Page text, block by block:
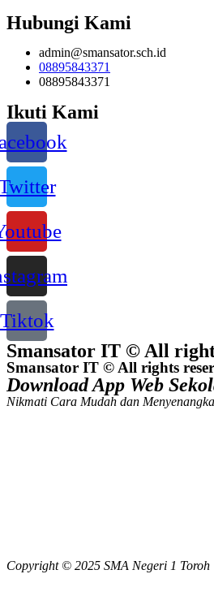
Hubungi Kami
admin@smansator.sch.id
08895843371
08895843371
Ikuti Kami
Tiktok
Smansator IT © All
Smansator IT © All rights
Download App Web
Nikmati Cara Mudah dan
Copyright © 2025 SMA Negeri 1 Toroh